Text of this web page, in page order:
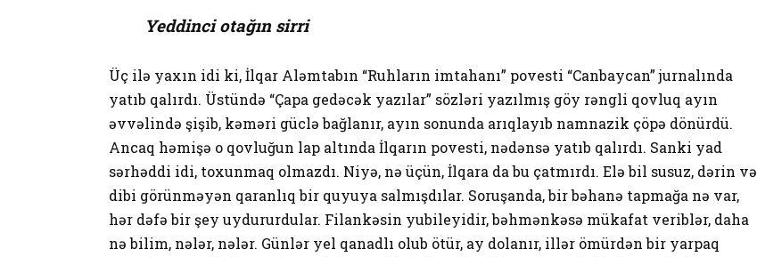
Yeddinci otağın sirri
Üç ilə yaxın idi ki, İlqar Aləmtabın “Ruhların imtahanı” povesti “Canbaycan” jurnalında
yatıb qalırdı. Üstündə “Çapa gedəcək yazılar” sözləri yazılmış göy rəngli qovluq ayın
əvvəlində şişib, kəməri güclə bağlanır, ayın sonunda arıqlayıb namnazik çöpə dönürdü.
Ancaq həmişə o qovluğun lap altında İlqarın povesti, nədənsə yatıb qalırdı. Sanki yad
sərhəddi idi, toxunmaq olmazdı. Niyə, nə üçün, İlqara da bu çatmırdı. Elə bil susuz, dərin və
dibi görünməyən qaranlıq bir quyuya salmışdılar. Soruşanda, bir bəhanə tapmağa nə var,
hər dəfə bir şey uydururdular. Filankəsin yubileyidir, bəhmənkəsə mükafat veriblər, daha
nə bilim, nələr, nələr. Günlər yel qanadlı olub ötür, ay dolanır, illər ömürdən bir yarpaq